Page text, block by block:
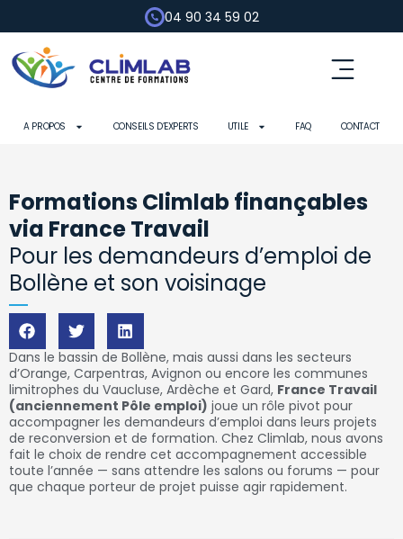
04 90 34 59 02
A PROPOS CONSEILS D’EXPERTS UTILE FAQ CONTACT
Formations Climlab finançables
via France Travail
Pour les demandeurs d’emploi de
Bollène et son voisinage
Dans le bassin de Bollène, mais aussi dans les secteurs
d’Orange, Carpentras, Avignon ou encore les communes
limitrophes du Vaucluse, Ardèche et Gard, France Travail
(anciennement Pôle emploi) joue un rôle pivot pour
accompagner les demandeurs d’emploi dans leurs projets
de reconversion et de formation. Chez Climlab, nous avons
fait le choix de rendre cet accompagnement accessible
toute l’année — sans attendre les salons ou forums — pour
que chaque porteur de projet puisse agir rapidement.